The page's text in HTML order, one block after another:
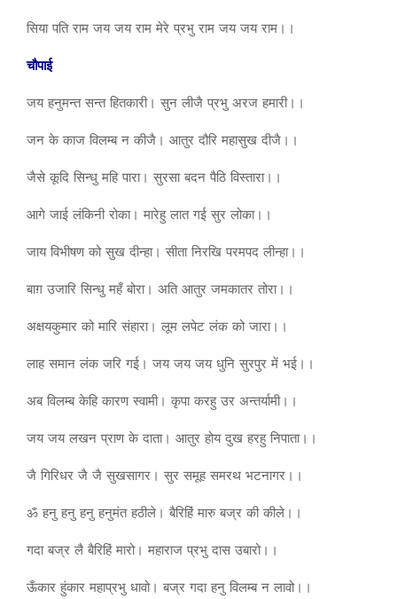
सिया पति राम जय जय राम मेरे प्रभु राम जय जय राम।।
चौपाई
जय हनुमन्त सन्त हितकारी। सुन लीजै प्रभु अरज हमारी।।
जन के काज विलम्ब न कीजै। आतुर दौरि महासुख दीजै।।
जैसे कूदि सिन्धु महि पारा। सुरसा बदन पैठि विस्तारा।।
आगे जाई लंकिनी रोका। मारेहु लात गई सुर लोका।।
जाय विभीषण को सुख दीन्हा। सीता निरखि परमपद लीन्हा।।
बाग़ उजारि सिन्धु महँ बोरा। अति आतुर जमकातर तोरा।।
अक्षयकुमार को मारि संहारा। लूम लपेट लंक को जारा।।
लाह समान लंक जरि गई। जय जय जय धुनि सुरपुर में भई।।
अब विलम्ब केहि कारण स्वामी। कृपा करहु उर अन्तर्यामी।।
जय जय लखन प्राण के दाता। आतुर होय दुख हरहु निपाता।।
जै गिरिधर जै जै सुखसागर। सुर समूह समरथ भटनागर।।
ॐ हनु हनु हनु हनुमंत हठीले। बैरिहिंं मारु बज्र की कीले।।
गदा बज्र लै बैरिहिं मारो। महाराज प्रभु दास उबारो।।
ऊँकार हुंकार महाप्रभु धावो। बज्र गदा हनु विलम्ब न लावो।।